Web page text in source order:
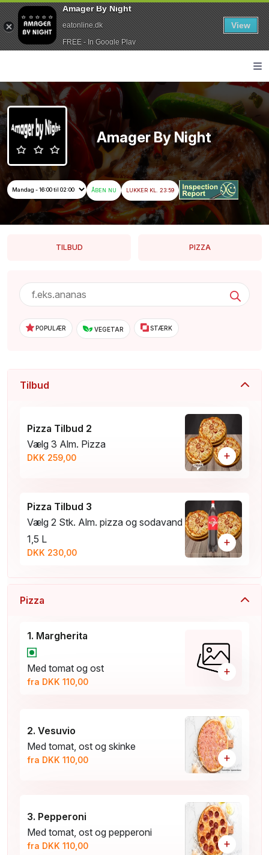
Amager By Night
ÅBEN NU LUKKER KL. 23:59
TILBUD PIZZA
POPULÆR VEGETAR STÆRK
Tilbud
Pizza Tilbud 2
Vælg 3 Alm. Pizza
DKK 259,00 +
Pizza Tilbud 3
Vælg 2 Stk. Alm. pizza og sodavand
1,5 L
DKK 230,00
+
Pizza
1. Margherita
Med tomat og ost
fra DKK 110,00
+
2. Vesuvio
Med tomat, ost og skinke
fra DKK 110,00 +
3. Pepperoni
Med tomat, ost og pepperoni
fra DKK 110,00 +
Amager By Night
eatonline.dk
FREE - In Google Play
View